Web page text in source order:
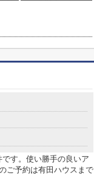
す。使い勝手の良いア
ご予約は有田ハウスまで